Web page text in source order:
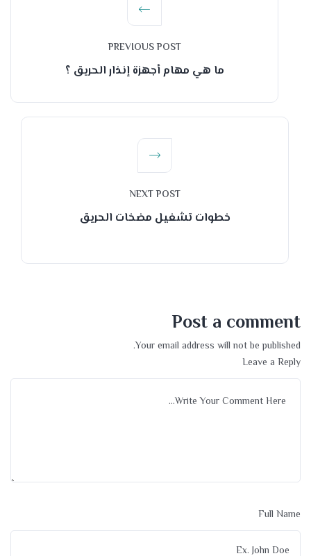
PREVIOUS POST
ما هي مهام أجهزة إنذار الحريق ؟
NEXT POST
خطوات تشغيل مضخات الحريق
Post a comment
Your email address will not be published.
Leave a Reply
Full Name